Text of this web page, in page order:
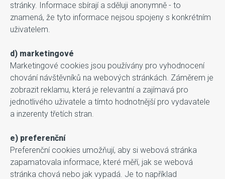
stránky. Informace sbírají a sděluji anonymně - to
znamená, že tyto informace nejsou spojeny s konkrétním
uživatelem.
d) marketingové
Marketingové cookies jsou používány pro vyhodnocení
chování návštěvníků na webových stránkách. Záměrem je
zobrazit reklamu, která je relevantní a zajímavá pro
jednotlivého uživatele a tímto hodnotnější pro vydavatele
a inzerenty třetích stran.
e) preferenční
Preferenční cookies umožňují, aby si webová stránka
zapamatovala informace, které měří, jak se webová
stránka chová nebo jak vypadá. Je to například